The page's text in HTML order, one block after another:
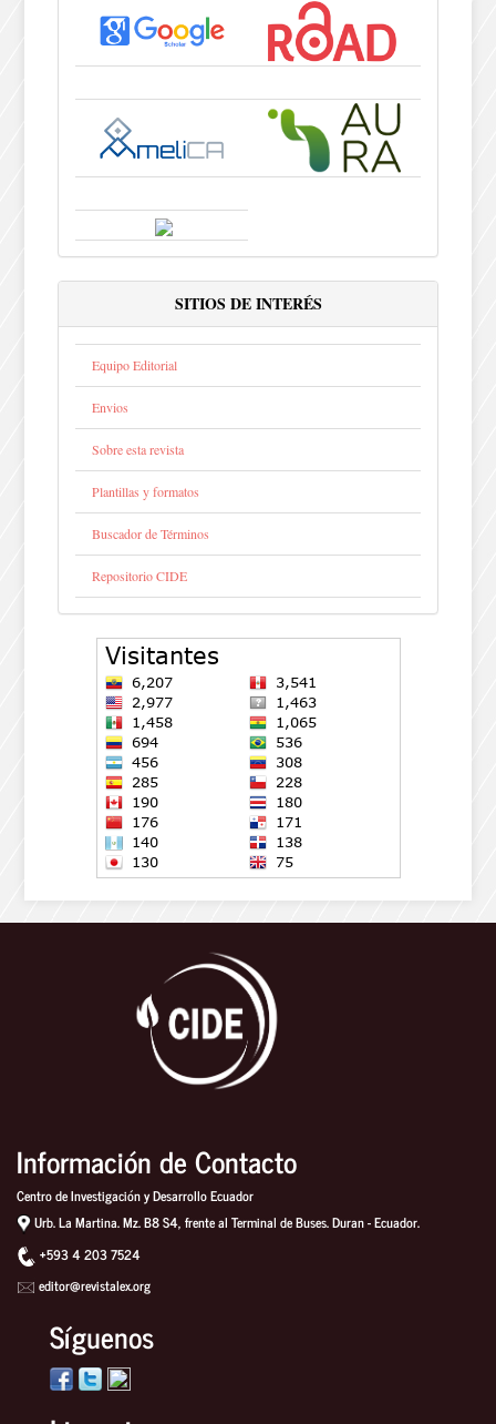
SITIOS DE INTERÉS
Equipo Editorial
Envios
Sobre esta revista
Plantillas y formatos
Buscador de Términos
Repositorio CIDE
Información de Contacto
Centro de Investigación y Desarrollo Ecuador
Urb. La Martina. Mz. B8 S4, frente al Terminal de Buses. Duran - Ecuador.
+593 4 203 7524
editor@revistalex.org
Síguenos